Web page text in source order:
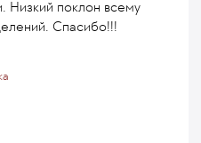
Низкий поклон всему
Спасибо!!!